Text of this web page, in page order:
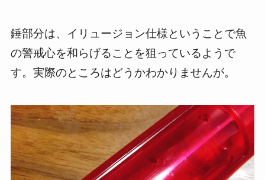
錘部分は、イリュージョン仕様ということで魚
の警戒心を和らげることを狙っているようで
す。実際のところはどうかわかりませんが。